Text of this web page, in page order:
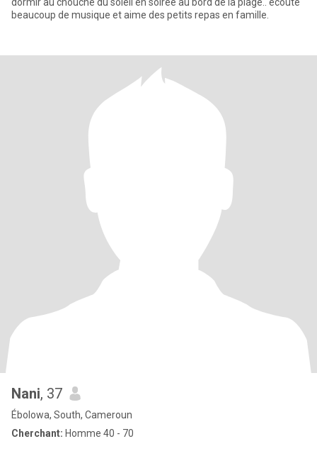
beaucoup de musique et aime des petits repas en famille.
Nani, 37
Ébolowa, South, Cameroun
Cherchant: Homme 40 - 70